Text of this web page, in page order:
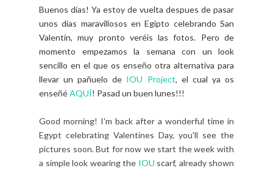
Buenos días! Ya estoy de vuelta despues de pasar
unos días maravillosos en Egipto celebrando San
Valentín, muy pronto veréis las fotos. Pero de
momento empezamos la semana con un look
sencillo en el que os enseño otra alternativa para
llevar un pañuelo de IOU Project, el cual ya os
enseñéAQUÍ! Pasad un buen lunes!!!
Good morning! I'm back after a wonderful time in
Egypt celebrating Valentines Day, you'll see the
pictures soon. But for now we start the week with
a simple look wearing the IOU scarf, already shown